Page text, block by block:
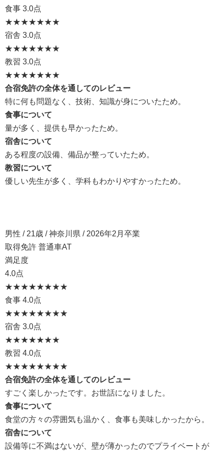
食事 3.0点
★★★★★★★
宿舎 3.0点
★★★★★★★
教習 3.0点
★★★★★★★
合宿免許の全体を通してのレビュー
特に何も問題なく、技術、知識が身についたため。
食事について
量が多く、提供も早かったため。
宿舎について
ある程度の設備、備品が整っていたため。
教習について
優しい先生が多く、学科もわかりやすかったため。
男性 / 21歳 / 神奈川県 / 2026年2月卒業
取得免許 普通車AT
満足度
4.0点
★★★★★★★★
食事 4.0点
★★★★★★★★
宿舎 3.0点
★★★★★★★
教習 4.0点
★★★★★★★★
合宿免許の全体を通してのレビュー
すごく楽しかったです。お世話になりました。
食事について
食堂の方々の雰囲気も温かく、食事も美味しかったから。
宿舎について
設備等に不満はないが、壁が薄かったのでプライベートが